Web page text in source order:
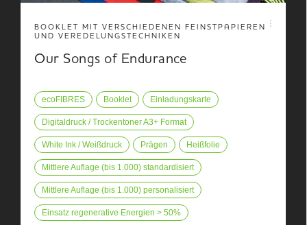
BOOKLET MIT VERSCHIEDENEN FEINSTPAPIEREN
UND VEREDELUNGSTECHNIKEN
Our Songs of Endurance
ecoFIBRES Booklet Einladungskarte
Digitaldruck / Trockentoner A3+ Format
White Ink / Weißdruck Prägen Heißfolie
Mittlere Auflage (bis 1.000) standardisiert
Mittlere Auflage (bis 1.000) personalisiert
Einsatz regenerative Energien > 50%